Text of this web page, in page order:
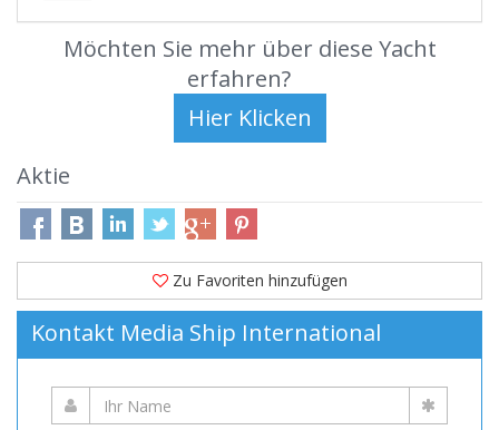
Möchten Sie mehr über diese Yacht
erfahren?
Aktie
Zu Favoriten hinzufügen
Kontakt Media Ship International